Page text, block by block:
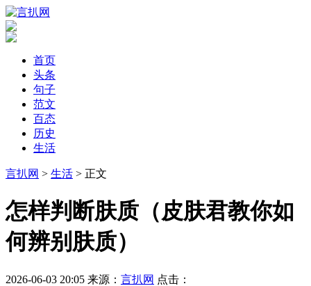
首页
头条
句子
范文
百态
历史
生活
言扒网 > 生活 > 正文
​怎样判断肤质（皮肤君教你如
何辨别肤质）
2026-06-03 20:05 来源： 言扒网 点击：